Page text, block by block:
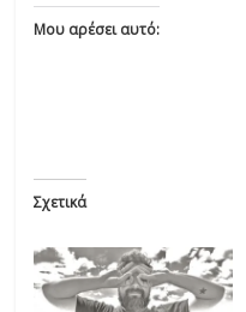
Μου αρέσει αυτό:
Σχετικά